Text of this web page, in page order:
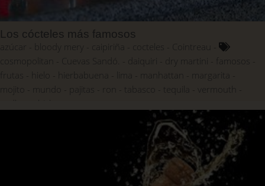
Los cócteles más famosos
azúcar
bloody mery cocteles
Cointreau
cosmopolitan
Cuevas Sandó. dry martini
frutas
hielo hierbabuena manhattan
margarita
mojito
pajitas tabasco tequila
vermouth